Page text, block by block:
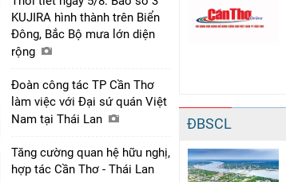
KUJIRA hình thành trên Biển
Đông, Bắc Bộ mưa lớn diện
rộng
Đoàn công tác TP Cần Thơ
làm việc với Đại sứ quán Việt
Nam tại Thái Lan
Tăng cường quan hệ hữu nghị,
hợp tác Cần Thơ - Thái Lan
ĐBSCL